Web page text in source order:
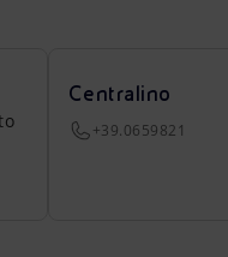
Centralino
+39.0659821